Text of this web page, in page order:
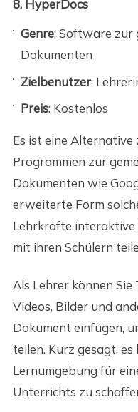
8. HyperDocs
Genre: Software zur
Dokumenten
Zielbenutzer:
Preis: Kostenlos
Es ist eine Alternative
Programmen zur
Dokumenten wie
erweiterte Form
Lehrkräfte interaktive
mit ihren Schülern
Als Lehrer können
Videos, Bilder und
Dokument einfügen,
teilen. Kurz gesagt,
Lernumgebung für
Unterrichts zu